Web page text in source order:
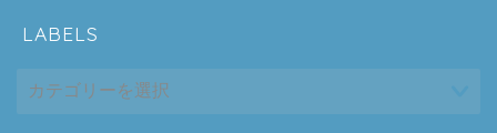
LABELS